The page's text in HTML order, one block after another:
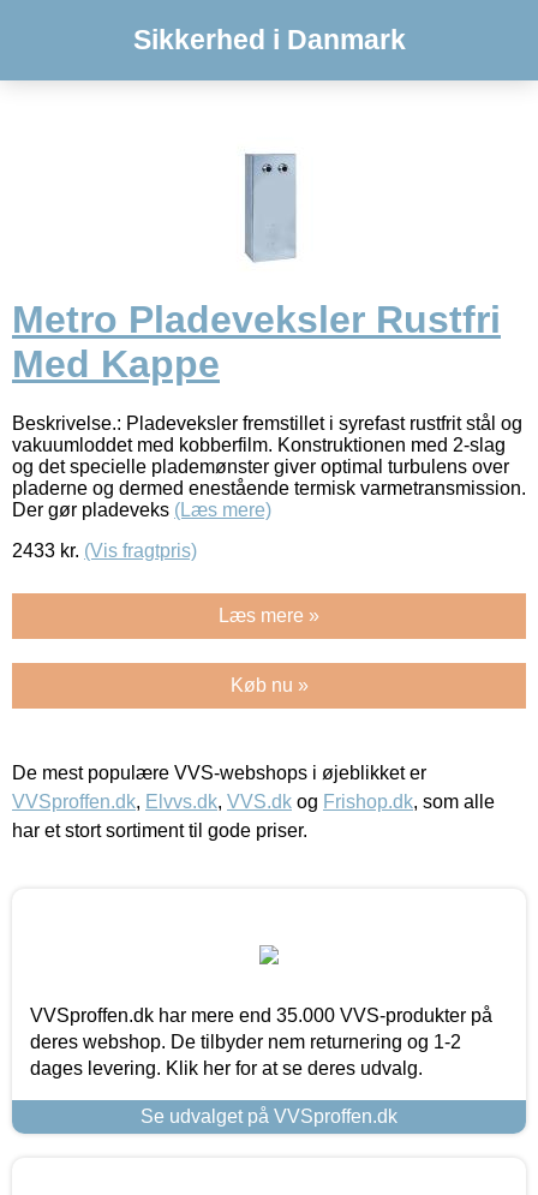
Sikkerhed i Danmark
Metro Pladeveksler Rustfri
Med Kappe
Beskrivelse.: Pladeveksler fremstillet i syrefast rustfrit stål og
vakuumloddet med kobberfilm. Konstruktionen med 2-slag
og det specielle plademønster giver optimal turbulens over
pladerne og dermed enestående termisk varmetransmission.
Der gør pladeveks (Læs mere)
2433 kr. (Vis fragtpris)
Læs mere »
Køb nu »
De mest populære VVS-webshops i øjeblikket er
VVSproffen.dk, Elvvs.dk, VVS.dk og Frishop.dk, som alle
har et stort sortiment til gode priser.
VVSproffen.dk har mere end 35.000 VVS-produkter på
deres webshop. De tilbyder nem returnering og 1-2
dages levering. Klik her for at se deres udvalg.
Se udvalget på VVSproffen.dk